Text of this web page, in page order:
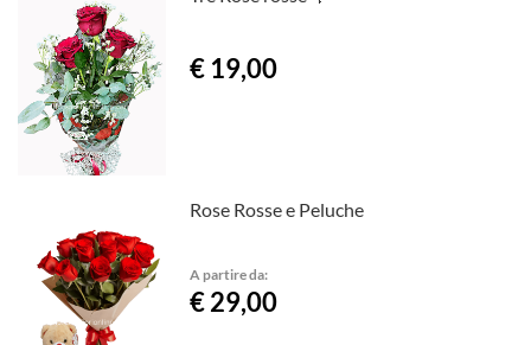
€ 19,00
Rose Rosse e Peluche
A partire da:
€ 29,00